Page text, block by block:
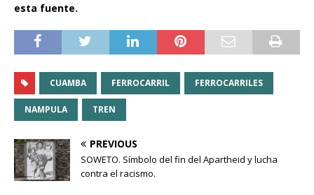
esta fuente.
CUAMBA FERROCARRIL FERROCARRILES
NAMPULA TREN
PREVIOUS
SOWETO. Símbolo del fin del Apartheid y lucha
contra el racismo.